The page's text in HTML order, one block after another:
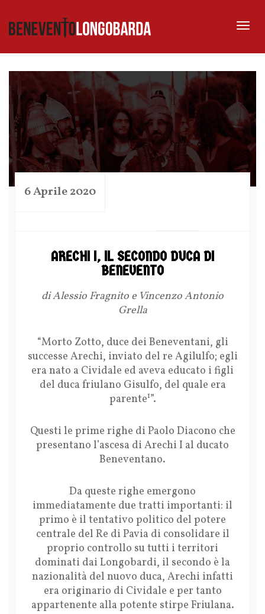
6 Aprile 2020
ARECHI I, IL SECONDO DUCA DI
BENEVENTO
di Alessio Fragnito e Vincenzo Antonio
Grella
“Morto Zotto, duce dei Beneventani, gli
successe Arechi, inviato del re Agilulfo; egli
era nato a Cividale ed aveva educato i figli
del duca friulano Gisulfo, del quale era
parente1”.
Questi le prime righe di Paolo Diacono che
presentano l’ascesa di Arechi I al ducato
Beneventano.
Da queste righe emergono
immediatamente due tratti importanti: il
primo è il tentativo politico del potere
centrale del Re di Pavia di consolidare il
proprio controllo su tutti i territori
dominati dai Longobardi, il secondo è la
nazionalità del nuovo duca, Arechi infatti
era originario di Cividale e per tanto
appartenente alla potente stirpe Friulana.